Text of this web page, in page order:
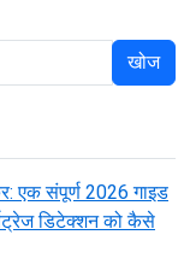
एक संपूर्ण 2026 गाइड
डिटेक्शन को कैसे